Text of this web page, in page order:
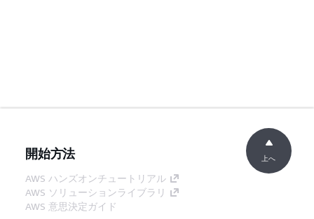
開始方法
AWS ハンズオンチュートリアル
AWS ソリューションライブラリ
AWS 意思決定ガイド
上へ